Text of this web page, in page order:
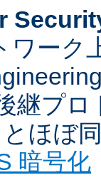
ワーク
継プ
ほぼ
暗号化